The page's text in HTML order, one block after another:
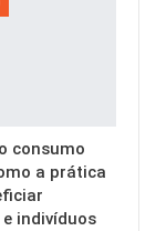
consumo
a prática
indivíduos